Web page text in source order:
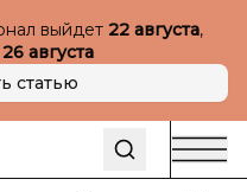
выйдет 22 августа,
26 августа
статью